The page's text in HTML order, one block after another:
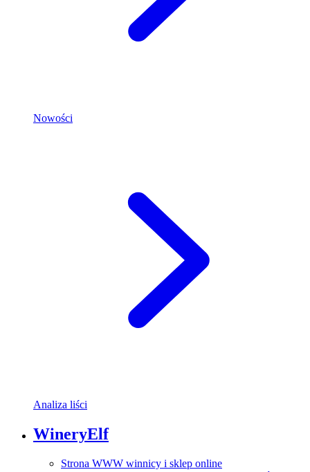
Nowości
Analiza liści
WineryElf
Strona WWW winnicy i sklep online